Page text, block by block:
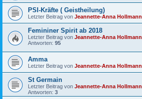
PSI-Kräfte ( Geistheilung)
Letzter Beitrag von Jeannette-Anna Hollmann
Femininer Spirit ab 2018
Letzter Beitrag von Jeannette-Anna Hollmann
Antworten: 95
Amma
Letzter Beitrag von Jeannette-Anna Hollmann
St Germain
Letzter Beitrag von Jeannette-Anna Hollmann
Antworten: 3